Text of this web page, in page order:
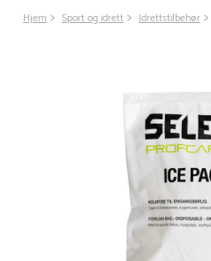
Hjem Sport og idrett Idrettstilbehør